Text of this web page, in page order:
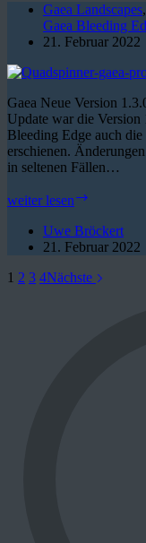
Gaea Landscapes,
Gaea Bleeding
21. Februar 2022
Gaea Neue Version
Update war die Version
Bleeding Edge auch
erschienen.
in seltenen Fällen…
weiter lesen
Production
Ready
Uwe Bröckert
21. Februar 2022
1 2 3 4Nächste